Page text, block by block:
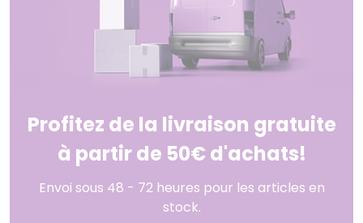
Profitez de la livraison gratuite
à partir de 50€ d'achats!
Envoi sous 48 - 72 heures pour les articles en
stock.